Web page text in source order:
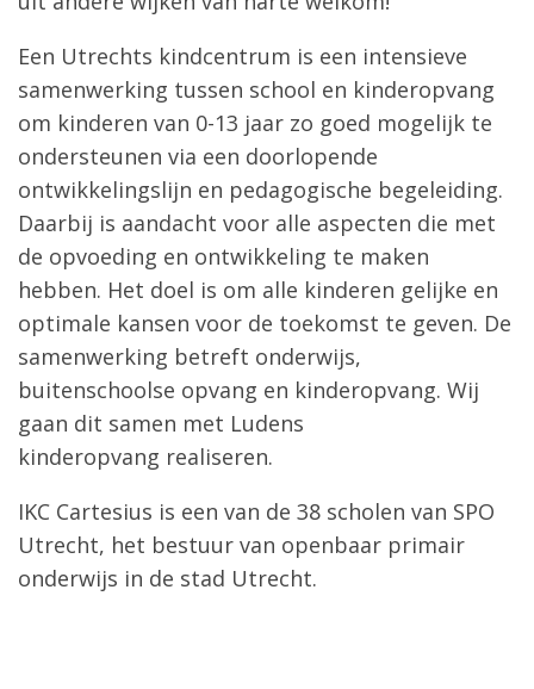
Een Utrechts kindcentrum is een intensieve
samenwerking tussen school en kinderopvang
om kinderen van 0-13 jaar zo goed mogelijk te
ondersteunen via een doorlopende
ontwikkelingslijn en pedagogische begeleiding.
Daarbij is aandacht voor alle aspecten die met
de opvoeding en ontwikkeling te maken
hebben. Het doel is om alle kinderen gelijke en
optimale kansen voor de toekomst te geven. De
samenwerking betreft onderwijs,
buitenschoolse opvang en kinderopvang. Wij
gaan dit samen met Ludens
kinderopvang realiseren.
IKC Cartesius is een van de 38 scholen van SPO
Utrecht, het bestuur van openbaar primair
onderwijs in de stad Utrecht.